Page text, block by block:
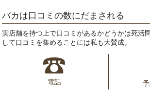
バカは口コミの数にだまされる
実店舗を持つ上で口コミがあるかどうかは死活
して口コミを集めることには私も大賛成。
しかし、患者さんの真意ではない口コミをとに
方法が横行しています。簡単に言うと、割引を
強引に口コミを依頼して書いてもらう方法です。
電話